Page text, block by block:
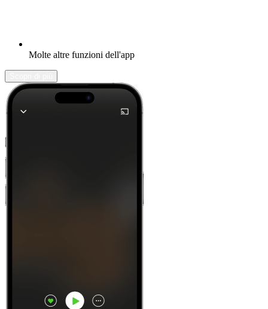
Molte altre funzioni dell'app